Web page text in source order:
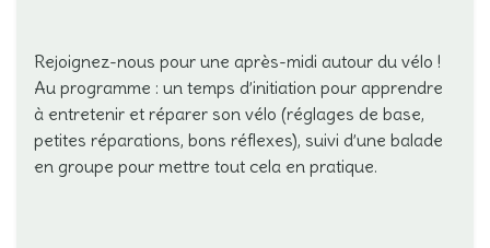
Rejoignez-nous pour une après-midi autour du vélo !
Au programme : un temps d’initiation pour apprendre
à entretenir et réparer son vélo (réglages de base,
petites réparations, bons réflexes), suivi d’une balade
en groupe pour mettre tout cela en pratique.